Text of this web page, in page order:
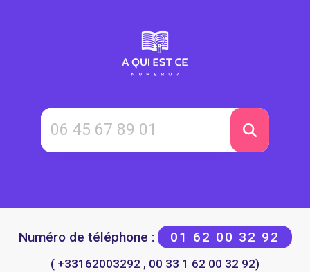
Numéro de téléphone : 01 62 00 32 92
( +33162003292 , 00 33 1 62 00 32 92)